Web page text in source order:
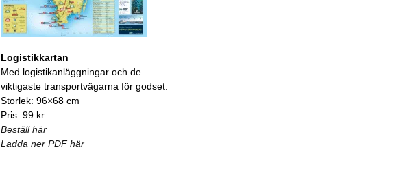
Logistikkartan
Med logistikanläggningar och de
viktigaste transportvägarna för godset.
Storlek: 96×68 cm
Pris: 99 kr.
Beställ här
Ladda ner PDF här